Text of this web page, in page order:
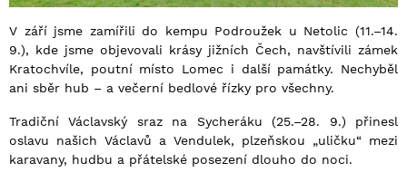
V září jsme zamířili do kempu Podroužek u Netolic (11.–14.
9.), kde jsme objevovali krásy jižních Čech, navštívili zámek
Kratochvíle, poutní místo Lomec i další památky. Nechyběl
ani sběr hub – a večerní bedlové řízky pro všechny.
Tradiční Václavský sraz na Sycheráku (25.–28. 9.) přinesl
oslavu našich Václavů a Vendulek, plzeňskou „uličku“ mezi
karavany, hudbu a přátelské posezení dlouho do noci.